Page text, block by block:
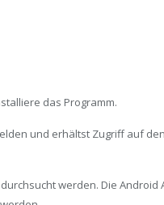
das Programm.
und erhältst Zugriff auf
werden. Die Android